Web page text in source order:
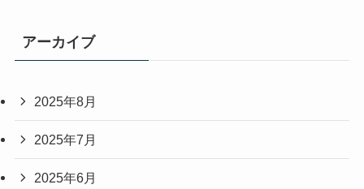
アーカイブ
2025年8月
2025年7月
2025年6月